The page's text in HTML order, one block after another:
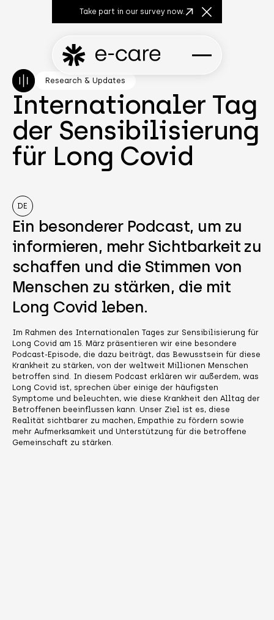
Take part in our survey now.
Close
Research & Updates
Internationaler Tag
der Sensibilisierung
für Long Covid
DE
Ein besonderer Podcast, um zu
informieren, mehr Sichtbarkeit zu
schaffen und die Stimmen von
Menschen zu stärken, die mit
Long Covid leben.
Im Rahmen des Internationalen Tages zur Sensibilisierung für
Long Covid am 15. März präsentieren wir eine besondere
Podcast-Episode, die dazu beiträgt, das Bewusstsein für diese
Krankheit zu stärken, von der weltweit Millionen Menschen
betroffen sind. In diesem Podcast erklären wir außerdem, was
Long Covid ist, sprechen über einige der häufigsten
Symptome und beleuchten, wie diese Krankheit den Alltag der
Betroffenen beeinflussen kann. Unser Ziel ist es, diese
Realität sichtbarer zu machen, Empathie zu fördern sowie
mehr Aufmerksamkeit und Unterstützung für die betroffene
Gemeinschaft zu stärken.